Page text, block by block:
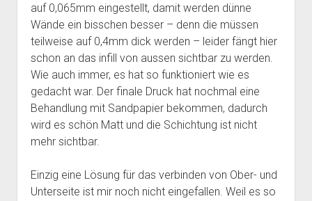
auf 0,065mm eingestellt, damit werden dünne
Wände ein bisschen besser – denn die müssen
teilweise auf 0,4mm dick werden – leider fängt hier
schon an das infill von aussen sichtbar zu werden.
Wie auch immer, es hat so funktioniert wie es
gedacht war. Der finale Druck hat nochmal eine
Behandlung mit Sandpapier bekommen, dadurch
wird es schön Matt und die Schichtung ist nicht
mehr sichtbar.
Einzig eine Lösung für das verbinden von Ober- und
Unterseite ist mir noch nicht eingefallen. Weil es so